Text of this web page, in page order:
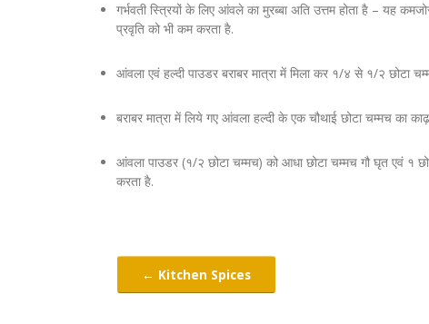
गर्भवती स्त्रियों के लिए आंवले का मुरब्बा अति उत्तम होता है – यह
प्रवृति को भी कम करता है.
आंवला एवं हल्दी पाउडर बराबर मात्रा में मिला कर १/४ से १/२ छोटा
बराबर मात्रा में लिये गए आंवला हल्दी के एक चौथाई छोटा चम्मच का
आंवला पाउडर (१/२ छोटा चम्मच) को आधा छोटा चम्मच गौ घृत एवं १
करता है.
← Kitchen Spices